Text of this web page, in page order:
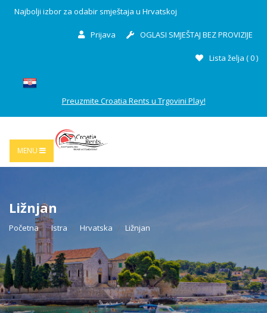
Najbolji izbor za odabir smještaja u Hrvatskoj
Prijava OGLASI SMJEŠTAJ BEZ PROVIZIJE
Lista želja (0)
Preuzmite Croatia Rents u Trgovini Play!
MENU
Ližnjan
Početna Istra Hrvatska Ližnjan